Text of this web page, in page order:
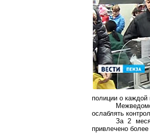
полиции о каждой
ослаблять
За 2
привлечено